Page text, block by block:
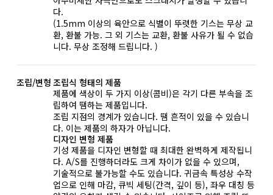
다.
(1.5mm 이상의 육안으로 식별이 뚜렷한 기스는 무상 교
환, 환불 가능. 그 외 기스는 교환, 환불 사유가 될 수 없습
니다. 무상 조정해 드립니다. )
조립/변형 조립식 형태의 제품
제품에 색상이 두 가지 이상(콤비)은 각기 다른 부속을 조
립하여 땜하는 제품입니다.
조립 지점의 경계가 있습니다. 땜 흔적이 있을 수 있습니
다. 이는 제품의 하자가 아닙니다.
디자인 변형 제품
기성 제품을 디자인 변형할 때 최대한 완벽하게 제작됩니
다. A/S를 진행하더라도 크게 차이가 없을 수 있으며,
기술적으로 불가능할 수도 있습니다. 귀금속 특성상 수작
업으로 인해 마감, 큐빅 세팅(간격, 깊이 등), 좌우 대칭 등